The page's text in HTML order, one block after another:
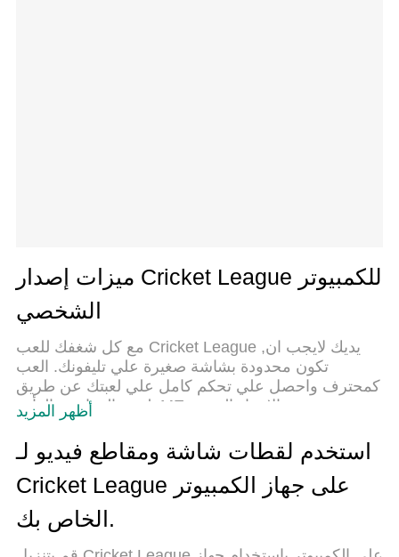
ميزات إصدار Cricket League للكمبيوتر
الشخصي
مع كل شغفك للعب Cricket League ,يديك لايجب ان
تكون محدودة بشاشة صغيرة علي تليفونك. العب
كمحترف واحصل علي تحكم كامل علي لعبتك عن طريق
لوحة المفاتيح والفأره. MEmuيقدم جميع الاشياء التي
تتوقعها.حمل والعب Cricket League علي جهاز
الحاسوب الخاص بك العب كماتريد ,لايوجد حدود علي
البطارية والباقة ولا يوجد اتصالات مزعجة النسخة
الجديدة من MEmu7 هو افضل وسيلة للعب Cricket
لوحة المفاتيح المعده مسبقا تجعل Cricket League العبة
أظهر المزيد
استخدم لقطات شاشة ومقاطع فيديو لـ
Cricket League على جهاز الكمبيوتر
الخاص بك.